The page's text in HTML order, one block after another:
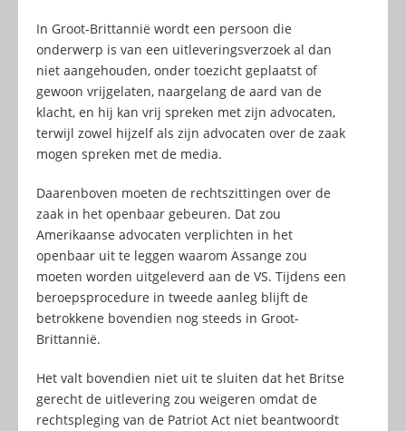
In Groot-Brittannië wordt een persoon die
onderwerp is van een uitleveringsverzoek al dan
niet aangehouden, onder toezicht geplaatst of
gewoon vrijgelaten, naargelang de aard van de
klacht, en hij kan vrij spreken met zijn advocaten,
terwijl zowel hijzelf als zijn advocaten over de zaak
mogen spreken met de media.
Daarenboven moeten de rechtszittingen over de
zaak in het openbaar gebeuren. Dat zou
Amerikaanse advocaten verplichten in het
openbaar uit te leggen waarom Assange zou
moeten worden uitgeleverd aan de VS. Tijdens een
beroepsprocedure in tweede aanleg blijft de
betrokkene bovendien nog steeds in Groot-
Brittannië.
Het valt bovendien niet uit te sluiten dat het Britse
gerecht de uitlevering zou weigeren omdat de
rechtspleging van de Patriot Act niet beantwoordt